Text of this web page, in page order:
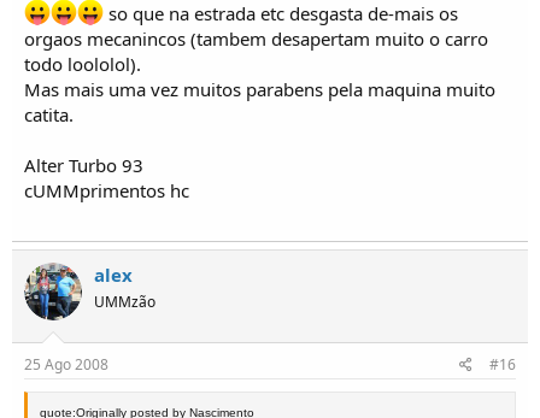
so que na estrada etc desgasta de-mais os
orgaos mecanincos (tambem desapertam muito o carro
todo loololol).
Mas mais uma vez muitos parabens pela maquina muito
catita.
Alter Turbo 93
cUMMprimentos hc
alex
UMMzão
25 Ago 2008 #16
quote:Originally posted by Nascimento